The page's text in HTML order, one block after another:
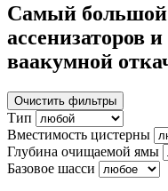
Самый большой
ассенизаторов
ваакумной
Очистить фильтры
Тип
Вместимость цистерны
Глубина очищаемой ямы
Базовое шасси